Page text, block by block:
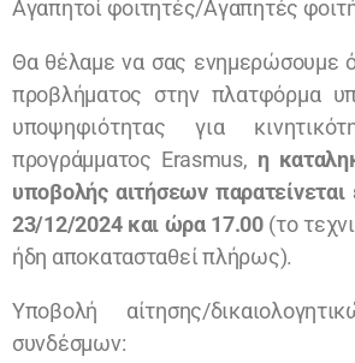
Αγαπητοί φοιτητές/Αγαπητές
Θα θέλαμε να σας ενημερώσουμε
προβλήματος στην πλατφόρμα
υποψηφιότητας για
προγράμματος Erasmus, η
υποβολής αιτήσεων
23/12/2024 και ώρα 17.00(το
ήδη αποκατασταθεί πλήρως).
Υποβολή αίτησης/
συνδέσμων: